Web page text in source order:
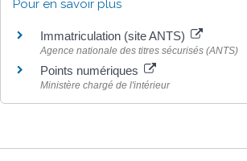
Pour en savoir plus
Immatriculation (site ANTS)
Agence nationale des titres sécurisés (ANTS)
Points numériques
Ministère chargé de l'intérieur